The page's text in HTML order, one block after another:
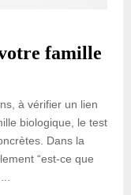
famille
à vérifier un lien
biologique, le test
Dans la
“est-ce que